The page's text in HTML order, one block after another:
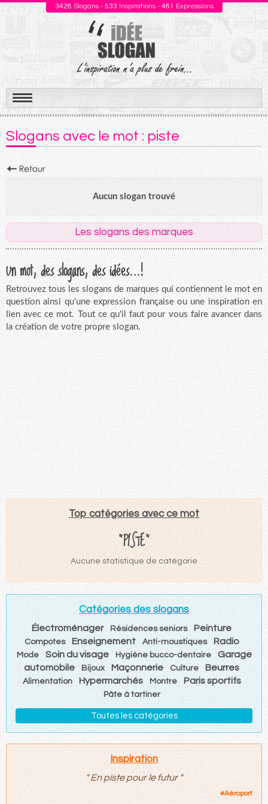
3428 Slogans - 533 Inspirations - 481 Expressions
Aller
au
contenu
Slogans avec le mot : piste
Aucun slogan trouvé
Les slogans des marques
Un mot, des slogans, des idées...!
Retrouvez tous les slogans de marques qui contiennent le mot en
question ainsi qu'une expression française ou une inspiration en
lien avec ce mot. Tout ce qu'il faut pour vous faire avancer dans
la création de votre propre slogan.
Top catégories avec ce mot
"PISTE"
Aucune statistique de catégorie
Catégories des slogans
Électroménager Résidences seniors Peinture
Compotes Enseignement Anti-moustiques Radio
Mode Soin du visage Hygiène bucco-dentaire
Garage
automobile
Bijoux Maçonnerie Culture Beurres
Alimentation Hypermarchés Montre Paris sportifs
Pâte à tartiner
Toutes les catégories
Inspiration
" En piste pour le futur "
#Aéroport